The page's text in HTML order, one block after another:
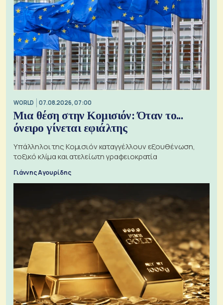
WORLD 07.08.2026, 07:00
Μια θέση στην Κομισιόν: Όταν το...
όνειρο γίνεται εφιάλτης
Υπάλληλοι της Κομισιόν καταγγέλλουν εξουθένωση,
τοξικό κλίμα και ατελείωτη γραφειοκρατία
Γιάννης Αγουρίδης